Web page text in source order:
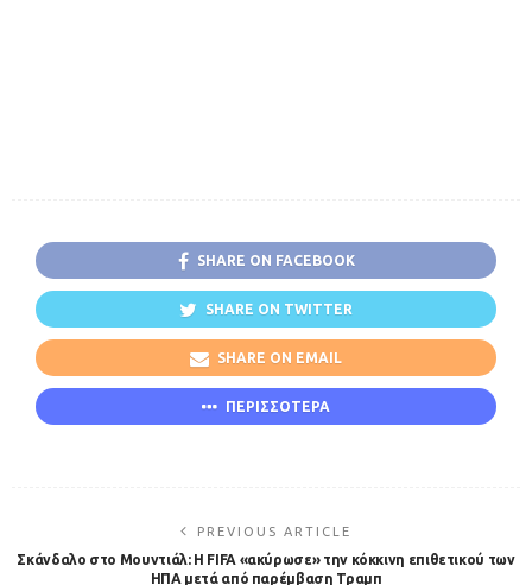
SHARE ON FACEBOOK
SHARE ON TWITTER
SHARE ON EMAIL
ΠΕΡΙΣΣΟΤΕΡΑ
PREVIOUS ARTICLE
Σκάνδαλο στο Μουντιάλ: Η FIFA «ακύρωσε» την κόκκινη επιθετικού των
ΗΠΑ μετά από παρέμβαση Τραμπ